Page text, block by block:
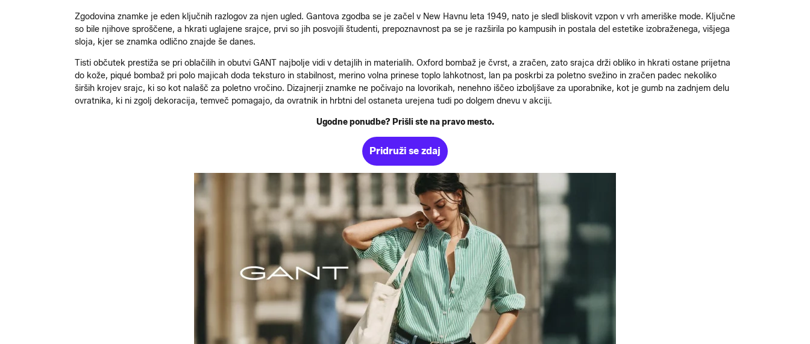
Zgodovina znamke je eden ključnih razlogov za njen ugled. Gantova zgodba se je začel v New Havnu leta 1949, nato je sledl bliskovit vzpon v vrh ameriške mode. Ključne
so bile njihove sproščene, a hkrati uglajene srajce, prvi so jih posvojili študenti, prepoznavnost pa se je razširila po kampusih in postala del estetike izobraženega, višjega
sloja, kjer se znamka odlično znajde še danes.
Tisti občutek prestiža se pri oblačilih in obutvi GANT najbolje vidi v detajlih in materialih. Oxford bombaž je čvrst, a zračen, zato srajca drži obliko in hkrati ostane prijetna
do kože, piqué bombaž pri polo majicah doda teksturo in stabilnost, merino volna prinese toplo lahkotnost, lan pa poskrbi za poletno svežino in zračen padec nekoliko
širših krojev srajc, ki so kot nalašč za poletno vročino. Dizajnerji znamke ne počivajo na lovorikah, nenehno iščeo izboljšave za uporabnike, kot je gumb na zadnjem delu
ovratnika, ki ni zgolj dekoracija, temveč pomagajo, da ovratnik in hrbtni del ostaneta urejena tudi po dolgem dnevu v akciji.
Ugodne ponudbe? Prišli ste na pravo mesto.
Pridruži se zdaj